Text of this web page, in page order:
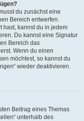
du zunächst eine
Bereich entwerfen.
hast, kannst du in jedem
Du kannst eine Signatur
Bereich das
Wenn du einen
möchtest, so kannst du
wieder deaktivieren.
Beitrag eines Themas
unterhalb des